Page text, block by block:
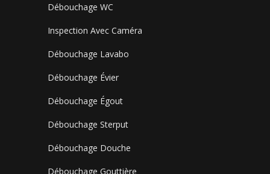
Débouchage WC
Inspection Avec Caméra
Débouchage Lavabo
Débouchage Évier
Débouchage Égout
Débouchage Sterput
Débouchage Douche
Débouchage Gouttière